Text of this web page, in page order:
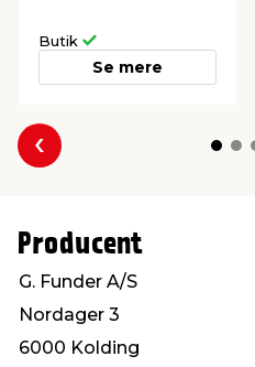
Butik
Se mere
Forrige
Producent
G. Funder A/S
Nordager 3
6000 Kolding